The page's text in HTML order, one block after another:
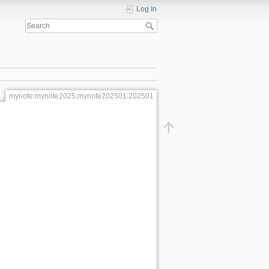
Log In
mynote:mynote2025:mynote202501:202501